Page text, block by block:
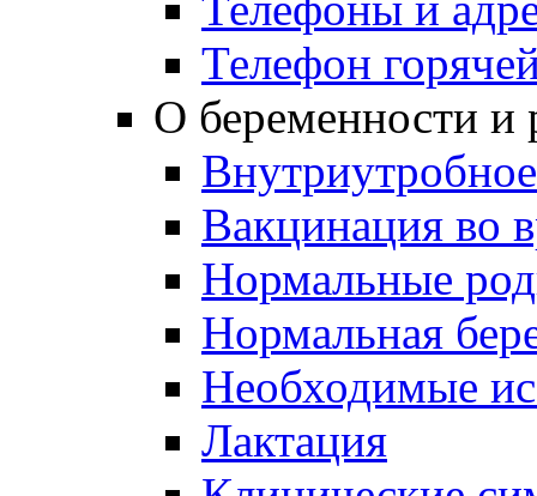
Телефон
О беременности и
Вакцинация во
Нормальные
Нормальная
Необходимые
Лактация